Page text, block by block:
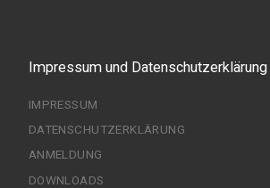
Impressum und Datenschutzerklärung
IMPRESSUM
DATENSCHUTZERKLÄRUNG
ANMELDUNG
DOWNLOADS